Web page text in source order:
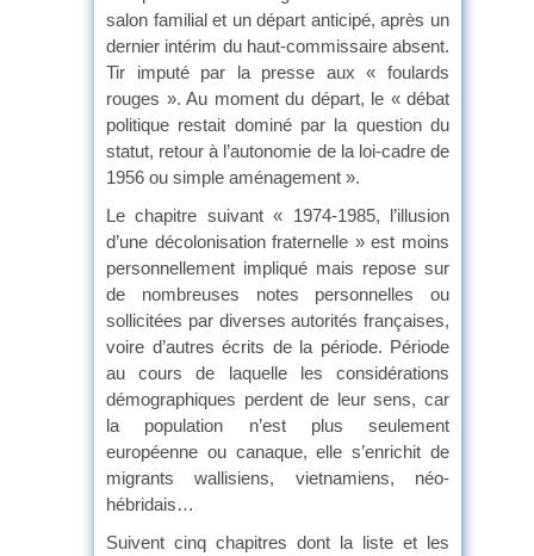
salon familial et un départ anticipé, après un
dernier intérim du haut-commissaire absent.
Tir imputé par la presse aux « foulards
rouges ». Au moment du départ, le « débat
politique restait dominé par la question du
statut, retour à l’autonomie de la loi-cadre de
1956 ou simple aménagement ».
Le chapitre suivant « 1974-1985, l’illusion
d’une décolonisation fraternelle » est moins
personnellement impliqué mais repose sur
de nombreuses notes personnelles ou
sollicitées par diverses autorités françaises,
voire d’autres écrits de la période. Période
au cours de laquelle les considérations
démographiques perdent de leur sens, car
la population n’est plus seulement
européenne ou canaque, elle s’enrichit de
migrants wallisiens, vietnamiens, néo-
hébridais…
Suivent cinq chapitres dont la liste et les